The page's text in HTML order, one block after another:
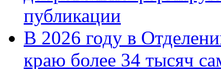
публикации
В 2026 году в
краю более 34 тысяч